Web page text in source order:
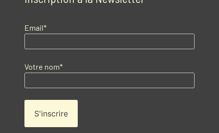
Email*
Votre nom*